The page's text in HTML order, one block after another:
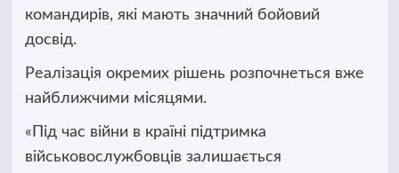
командирів, які мають значний бойовий
досвід.
Реалізація окремих рішень розпочнеться вже
найближчими місяцями.
«Під час війни в країні підтримка
військовослужбовців залишається